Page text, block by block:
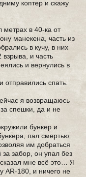
коптер и скажу
метрах в 40-ка от
манекена, часть из
в кучу, в них
и часть
и вернулись в
спать.
я возвращаюсь
спешки, да и не
бункер и
пал смертью
им добраться
забор, он упал без
мне всё это… Я
AR-180, и ничего не